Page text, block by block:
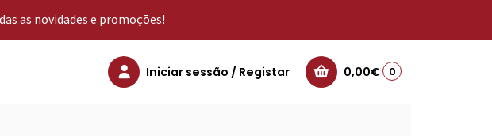
as novidades e promoções!
Iniciar sessão / Registar 0,00€ 0